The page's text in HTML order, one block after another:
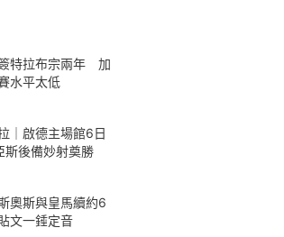
特拉布宗兩年 加
水平太低
｜啟德主場館6日
後備妙射奠勝
奧斯與皇馬續約6
文一錘定音